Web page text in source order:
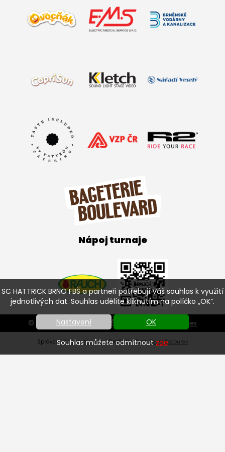
SC HATTRICK BRNO FBŠ a partneři potřebují Váš souhlas k využití
jednotlivých dat. Souhlas udělíte kliknutím na políčko „OK“.
Nastavení OK
Souhlas můžete odmítnoutzde
Nápoj turnaje
© SC HATTRICK BRNO FBŠ 2026 | Nastavení cookies
SprávceVáš prostor, s.r.o.| Grafický návrh: Pavel Kocourek